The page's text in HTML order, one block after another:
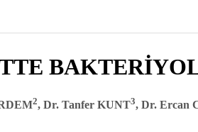
2, Dr. Tanfer KUNT3, Dr. Ercan